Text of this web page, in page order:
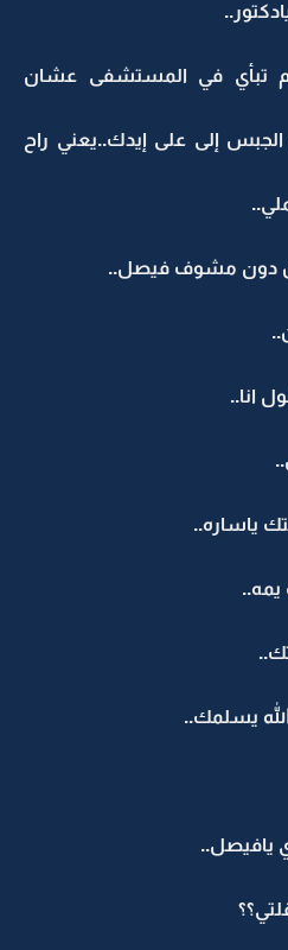
لازم تبأي في المستشفى عشان
إلى على إيدك..يعني راح
دون مشوف فيصل..
انا..
ياساره..
يسلمك..
يافيصل..